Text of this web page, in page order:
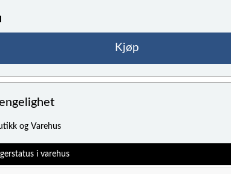
Kjøp
og Varehus
i varehus